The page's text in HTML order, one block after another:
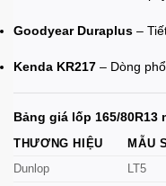
Goodyear Duraplus –
Kenda KR217 – Dòng
Bảng giá lốp 165/80R13
THƯƠNG HIỆU MẪU
Dunlop
LT5